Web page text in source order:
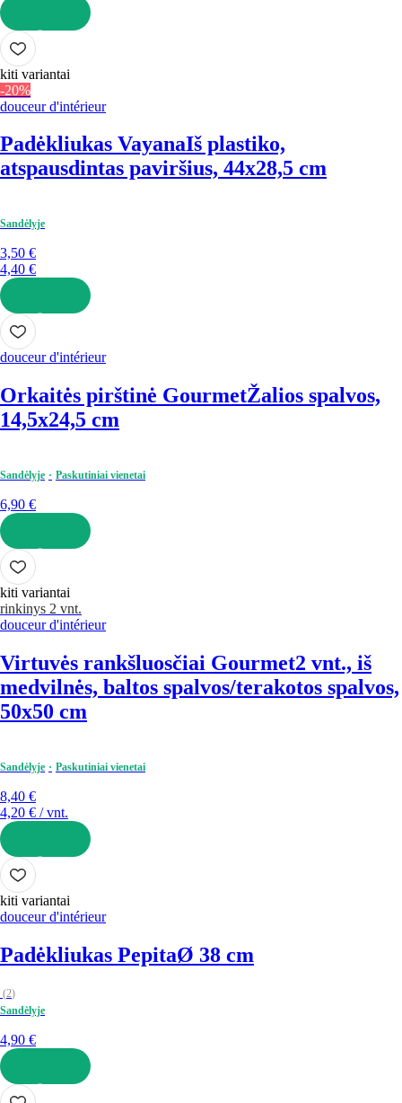
Į KREPŠELĮ
kiti variantai
-20%
douceur d'intérieur
Padėkliukas VayanaIš plastiko,
atspausdintas paviršius, 44x28,5 cm
Sandėlyje
3,50 €
4,40 €
Į KREPŠELĮ
douceur d'intérieur
Orkaitės pirštinė GourmetŽalios spalvos,
14,5x24,5 cm
Sandėlyje Paskutiniai vienetai
6,90 €
Į KREPŠELĮ
kiti variantai
rinkinys 2 vnt.
douceur d'intérieur
Virtuvės rankšluosčiai Gourmet2 vnt., iš
medvilnės, baltos spalvos/terakotos spalvos,
50x50 cm
Sandėlyje Paskutiniai vienetai
8,40 €
4,20 € / vnt.
Į KREPŠELĮ
kiti variantai
douceur d'intérieur
Padėkliukas PepitaØ 38 cm
(2)
Sandėlyje
4,90 €
Į KREPŠELĮ